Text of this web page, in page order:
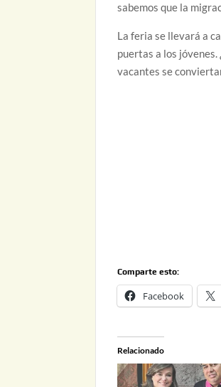
sabemos que la
La feria se llevará a
puertas a los jóvenes.
vacantes se
Comparte esto:
Facebook
Relacionado